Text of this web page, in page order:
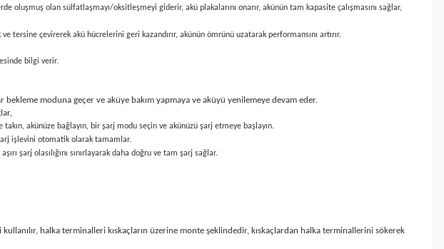
olan sülfatlaşmayı/oksitleşmeyi giderir, akü plakalarını onarır, akünün tam kapasite çalışmasını sağlar,
tersine çevirerek akü hücrelerini geri kazandırır, akünün ömrünü uzatarak performansını artırır.
bilgi verir.
moduna geçer ve aküye bakım yapmaya ve aküyü yenilemeye devam eder.
takın, akünüze bağlayın, bir şarj modu seçin ve akünüzü şarj etmeye başlayın.
şarj işlevini otomatik olarak tamamlar.
şarj olasılığını sınırlayarak daha doğru ve tam şarj sağlar.
kullanılır, halka terminalleri kıskaçların üzerine monte şeklindedir, kıskaçlardan halka terminallerini sökerek